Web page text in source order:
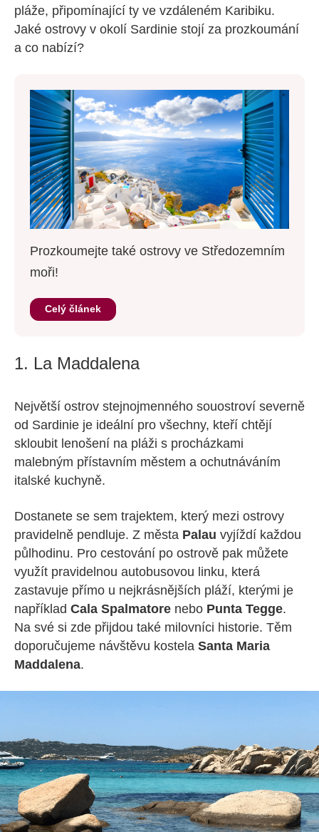
pláže, připomínající ty ve vzdáleném Karibiku.
Jaké ostrovy v okolí Sardinie stojí za prozkoumání
a co nabízí?
Prozkoumejte také ostrovy ve Středozemním
moři!
Celý článek
1. La Maddalena
Největší ostrov stejnojmenného souostroví severně
od Sardinie je ideální pro všechny, kteří chtějí
skloubit lenošení na pláži s procházkami
malebným přístavním městem a ochutnáváním
italské kuchyně.
Dostanete se sem trajektem, který mezi ostrovy
pravidelně pendluje. Z města Palau vyjíždí každou
půlhodinu. Pro cestování po ostrově pak můžete
využít pravidelnou autobusovou linku, která
zastavuje přímo u nejkrásnějších pláží, kterými je
například Cala Spalmatore nebo Punta Tegge.
Na své si zde přijdou také milovníci historie. Těm
doporučujeme návštěvu kostela Santa Maria
Maddalena.